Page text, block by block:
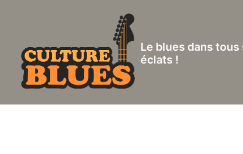
Le blues dans tous
éclats !